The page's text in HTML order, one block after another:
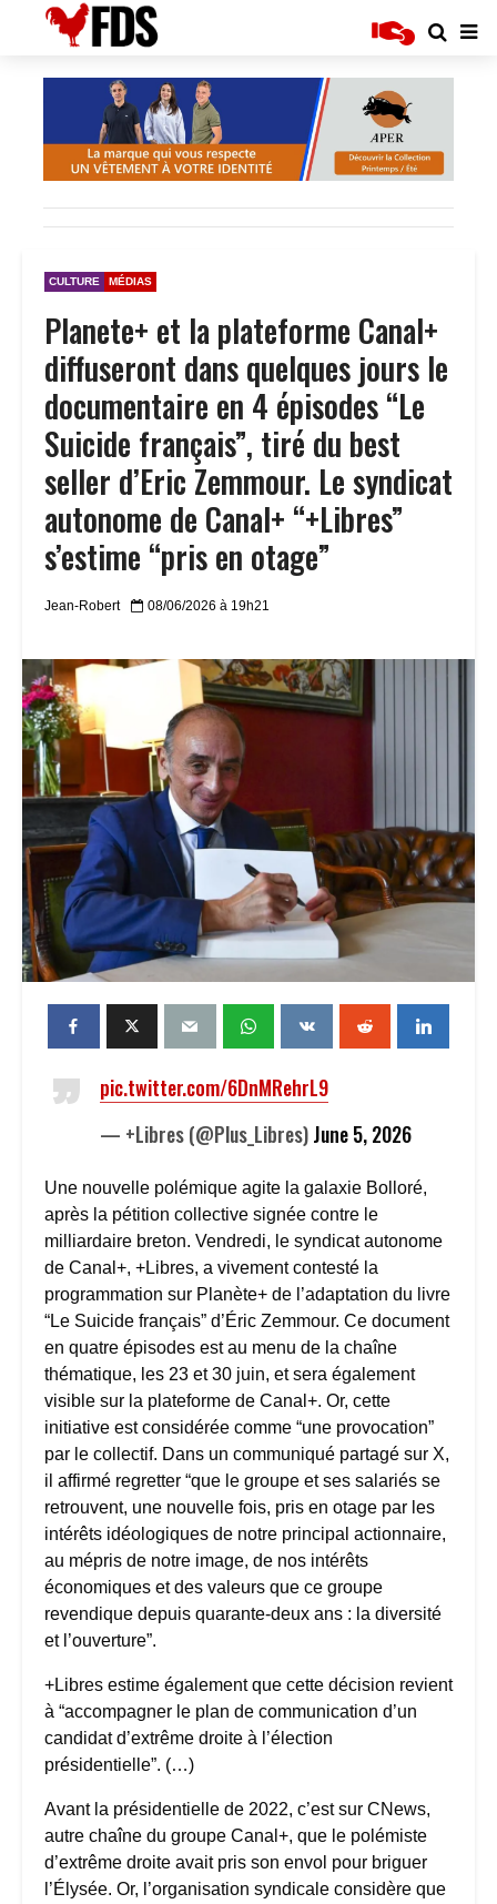
CULTURE MÉDIAS
Planete+ et la plateforme Canal+
diffuseront dans quelques jours le
documentaire en 4 épisodes “Le
Suicide français”, tiré du best
seller d’Eric Zemmour. Le syndicat
autonome de Canal+ “+Libres”
s’estime “pris en otage”
Jean-Robert 08/06/2026 à 19h21
pic.twitter.com/6DnMRehrL9
— +Libres (@Plus_Libres)June 5, 2026
Une nouvelle polémique agite la galaxie Bolloré,
après la pétition collective signée contre le
milliardaire breton. Vendredi, le syndicat autonome
de Canal+, +Libres, a vivement contesté la
programmation sur Planète+ de l’adaptation du livre
“Le Suicide français” d’Éric Zemmour. Ce document
en quatre épisodes est au menu de la chaîne
thématique, les 23 et 30 juin, et sera également
visible sur la plateforme de Canal+. Or, cette
initiative est considérée comme “une provocation”
par le collectif. Dans un communiqué partagé sur X,
il affirmé regretter “que le groupe et ses salariés se
retrouvent, une nouvelle fois, pris en otage par les
intérêts idéologiques de notre principal actionnaire,
au mépris de notre image, de nos intérêts
économiques et des valeurs que ce groupe
revendique depuis quarante-deux ans : la diversité
et l’ouverture”.
+Libres estime également que cette décision revient
à “accompagner le plan de communication d’un
candidat d’extrême droite à l’élection
présidentielle”. (…)
Avant la présidentielle de 2022, c’est sur CNews,
autre chaîne du groupe Canal+, que le polémiste
d’extrême droite avait pris son envol pour briguer
l’Élysée. Or, l’organisation syndicale considère que